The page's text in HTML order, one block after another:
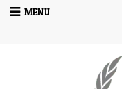
Skip
MENU